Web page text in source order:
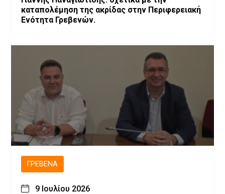
καταπολέμηση της ακρίδας στην Περιφερειακή
Ενότητα Γρεβενών.
ΓΡΕΒΕΝΆ
9 Ιουλίου 2026